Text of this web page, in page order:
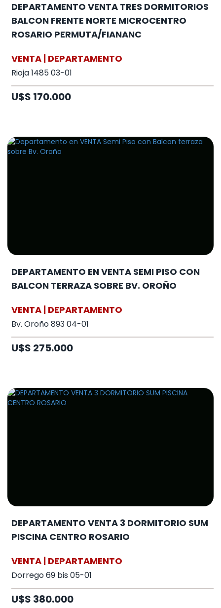
DEPARTAMENTO VENTA TRES DORMITORIOS
BALCON FRENTE NORTE MICROCENTRO
ROSARIO PERMUTA/FIANANC
VENTA | DEPARTAMENTO
Rioja 1485 03-01
U$S 170.000
DEPARTAMENTO EN VENTA SEMI PISO CON
BALCON TERRAZA SOBRE BV. OROÑO
VENTA | DEPARTAMENTO
Bv. Oroño 893 04-01
U$S 275.000
DEPARTAMENTO VENTA 3 DORMITORIO SUM
PISCINA CENTRO ROSARIO
VENTA | DEPARTAMENTO
Dorrego 69 bis 05-01
U$S 380.000